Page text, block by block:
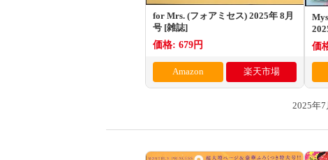
for Mrs. (フォアミセス) 2025年 8月
号 [雑誌]
価格: 679円
Amazon 楽天市場
価
2025年